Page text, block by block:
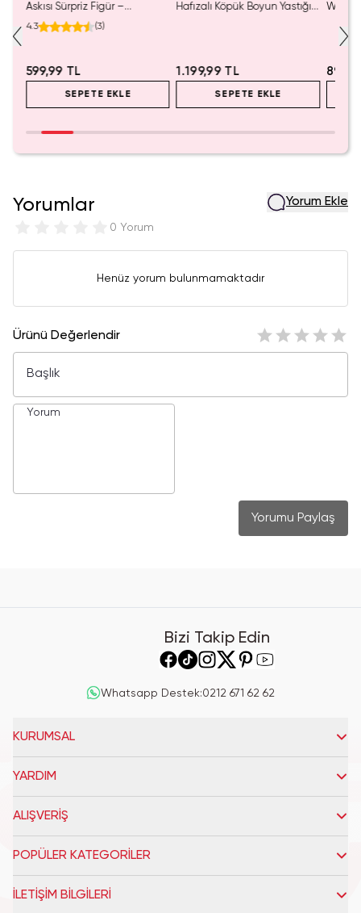
Askısı Sürpriz Figür –
Koleksiyonluk Blind Box
4.3 (3)
599,99 TL
SEPETE EKLE
Hafızalı Köpük Boyun Yastığı
1.199,99 TL
SEPETE EKLE
Yorumlar
0 Yorum
Yorum Ekle
Henüz yorum bulunmamaktadır
Ürünü Değerlendir
Yorumu Paylaş
Bizi Takip Edin
Whatsapp Destek:0212 671 62 62
KURUMSAL
YARDIM
ALIŞVERİŞ
POPÜLER KATEGORİLER
İLETİŞİM BİLGİLERİ